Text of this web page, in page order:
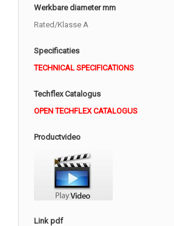
Werkbare diameter mm
Rated/Klasse A
Specificaties
TECHNICAL SPECIFICATIONS
Techflex Catalogus
OPEN TECHFLEX CATALOGUS
Productvideo
Link pdf